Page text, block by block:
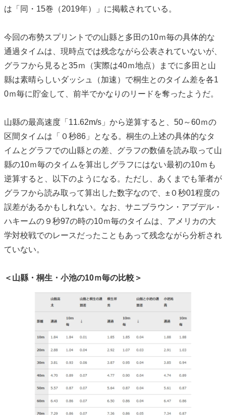
は「同・15巻（2019年）」に掲載されている。
今回の布勢スプリントでの山縣と多田の10ｍ毎の具体的な
通過タイムは、現時点では残念ながら公表されていないが、
グラフから見ると35ｍ（実際は40ｍ地点）までに多田と山
縣は素晴らしいダッシュ（加速）で桐生とのタイム差を各1
0ｍ毎に貯金して、前半でかなりのリードを奪ったようだ。
山縣の最高速度「11.62m/s」から逆算すると、50～60ｍの
区間タイムは「０秒86」となる。桐生の上述の具体的なタ
イムとグラフでの山縣との差、グラフの数値を読み取って山
縣の10ｍ毎のタイムを算出しグラフにはない最初の10ｍも
逆算すると、以下のようになる。ただし、あくまでも筆者が
グラフから読み取って算出した数字なので、±０秒01程度の
誤差があるかもしれない。なお、サニブラウン・アブデル・
ハキームの９秒97の時の10ｍ毎のタイムは、アメリカの大
学対校戦でのレースだったこともあって残念ながら分析され
ていない。
＜山縣・桐生・小池の10ｍ毎の比較＞